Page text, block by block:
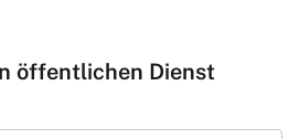
öffentlichen Dienst